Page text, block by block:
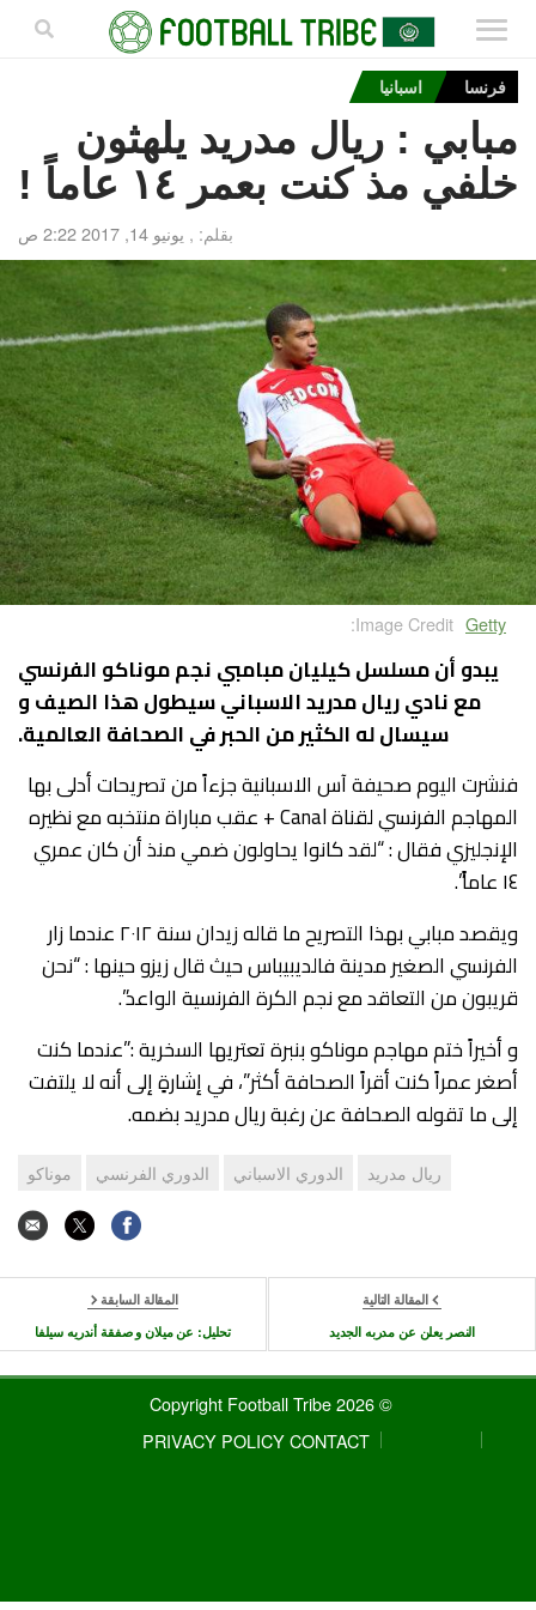
فرنسا اسبانيا
مبابي : ريال مدريد يلهثون
خلفي مذ كنت بعمر ١٤ عاماً !
بقلم: , يونيو 14, 2017 2:22 ص
Image Credit: Getty
يبدو أن مسلسل كيليان مبامبي نجم موناكو الفرنسي
مع نادي ريال مدريد الاسباني سيطول هذا الصيف و
سيسال له الكثير من الحبر في الصحافة العالمية.
فنشرت اليوم صحيفة آس الاسبانية جزءاً من تصريحات أدلى بها
المهاجم الفرنسي لقناة Canal + عقب مباراة منتخبه مع نظيره
الإنجليزي فقال : “لقد كانوا يحاولون ضمي منذ أن كان عمري
١٤ عاماً”.
ويقصد مبابي بهذا التصريح ما قاله زيدان سنة ٢٠١٢ عندما زار
الفرنسي الصغير مدينة فالديبيباس حيث قال زيزو حينها : “نحن
قريبون من التعاقد مع نجم الكرة الفرنسية الواعد”.
و أخيراً ختم مهاجم موناكو بنبرة تعتريها السخرية :”عندما كنت
أصغر عمراً كنت أقراً الصحافة أكثر”، في إشارةٍ إلى أنه لا يلتفت
إلى ما تقوله الصحافة عن رغبة ريال مدريد بضمه.
ريال مدريد الدوري الاسباني الدوري الفرنسي موناكو
المقالة التالية
النصر يعلن عن مدربه الجديد
المقالة السابقة
تحليل: عن ميلان و صفقة أندريه سيلفا
© 2026 Copyright Football Tribe
CONTACT
PRIVACY POLICY